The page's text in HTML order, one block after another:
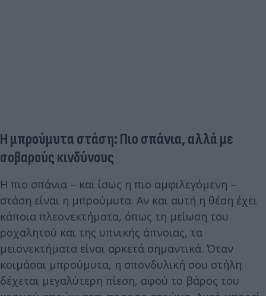
Η μπρούμυτα στάση: Πιο σπάνια, αλλά με
σοβαρούς κινδύνους
Η πιο σπάνια – και ίσως η πιο αμφιλεγόμενη –
στάση είναι η μπρούμυτα. Αν και αυτή η θέση έχει
κάποια πλεονεκτήματα, όπως τη μείωση του
ροχαλητού και της υπνικής άπνοιας, τα
μειονεκτήματα είναι αρκετά σημαντικά. Όταν
κοιμάσαι μπρούμυτα, η σπονδυλική σου στήλη
δέχεται μεγαλύτερη πίεση, αφού το βάρος του